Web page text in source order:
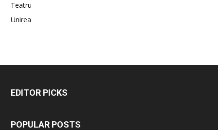
Teatru
Unirea
EDITOR PICKS
POPULAR POSTS